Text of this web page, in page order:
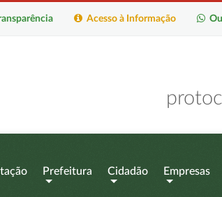
Acesso à Informação
Prefeitura Cidadão Empresas